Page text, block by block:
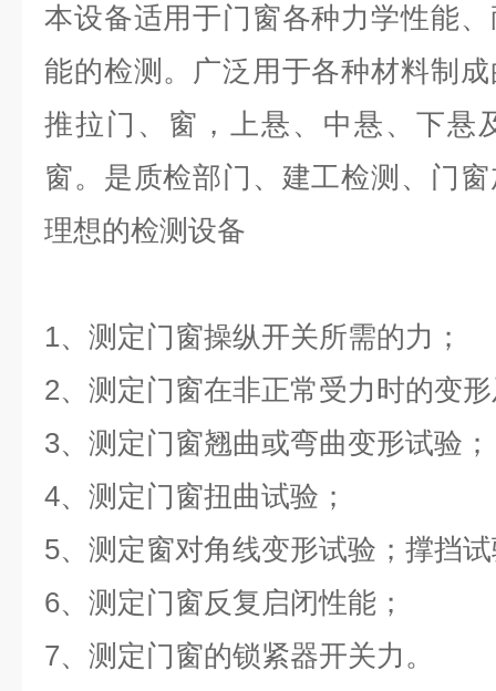
本设备适用于门窗各种力学性能
能的检测。广泛用于各种材料制
推拉门、窗，上悬、中悬、下悬
窗。是质检部门、建工检测、门
理想的检测设备
1、测定门窗操纵开关所需的力；
2、测定门窗在非正常受力时的变
3、 测定门窗翘曲或弯曲变形试验；
4、 测定门窗扭曲试验；
5、 测定窗对角线变形试验； 撑挡
6、测定门窗反复启闭性能 ；
7、测定门窗的锁紧器开关力 。